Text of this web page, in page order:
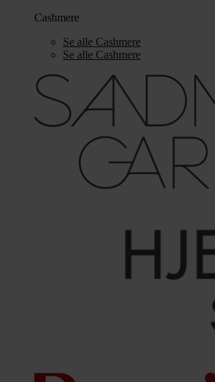
Cashmere
Se alle Cashmere
Se alle Cashmere